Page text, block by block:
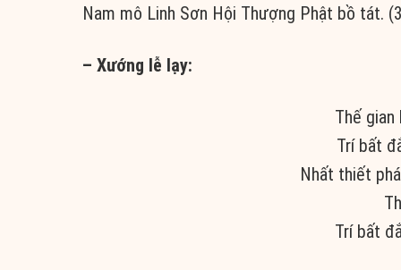
Nam mô Linh Sơn Hội Thượng Phật bồ tát.
– Xướng lễ lạy:
Thế
Trí bất
Nhất thiết
Trí bất